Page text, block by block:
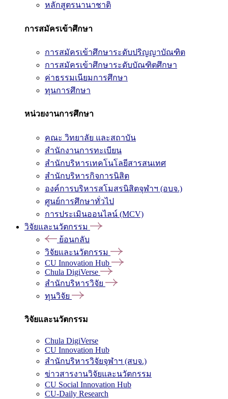
หลักสูตรนานาชาติ
การสมัครเข้าศึกษา
การสมัครเข้าศึกษาระดับปริญญาบัณฑิต
การสมัครเข้าศึกษาระดับบัณฑิตศึกษา
ค่าธรรมเนียมการศึกษา
ทุนการศึกษา
หน่วยงานการศึกษา
คณะ วิทยาลัย และสถาบัน
สำนักงานการทะเบียน
สำนักบริหารเทคโนโลยีสารสนเทศ
สำนักบริหารกิจการนิสิต
องค์การบริหารสโมสรนิสิตจุฬาฯ (อบจ.)
ศูนย์การศึกษาทั่วไป
การประเมินออนไลน์ (MCV)
วิจัยและนวัตกรรม
ย้อนกลับ
วิจัยและนวัตกรรม
CU Innovation Hub
Chula DigiVerse
สำนักบริหารวิจัย
ทุนวิจัย
วิจัยและนวัตกรรม
Chula DigiVerse
CU Innovation Hub
สำนักบริหารวิจัยจุฬาฯ (สบจ.)
ข่าวสารงานวิจัยและนวัตกรรม
CU Social Innovation Hub
CU-Daily Research